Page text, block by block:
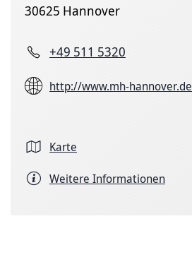
30625 Hannover
+49 511 5320
http://www.mh-hannover.de
Karte
Weitere Informationen